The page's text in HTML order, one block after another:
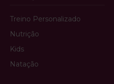
Treino Personalizado
Nutrição
Kids
Natação